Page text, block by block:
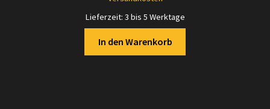
Lieferzeit: 3 bis 5 Werktage
In den Warenkorb